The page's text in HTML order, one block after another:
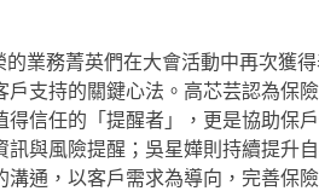
業務菁英們在大會活動中再次獲
戶支持的關鍵心法。高芯芸認為保
得信任的「提醒者」，更是協助保
訊與風險提醒；吳星嬅則持續提升
溝通，以客戶需求為導向，完善保